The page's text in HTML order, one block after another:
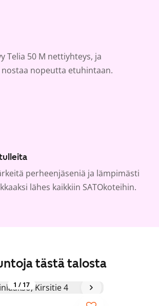
Telia 50 M nettiyhteys, ja
nopeutta etuhintaan.
perheenjäseniä ja lämpimästi
lähes kaikkiin SATOkoteihin.
tästä talosta
1 / 17